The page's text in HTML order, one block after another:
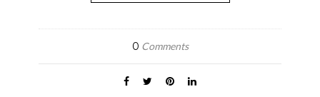
0 Comments